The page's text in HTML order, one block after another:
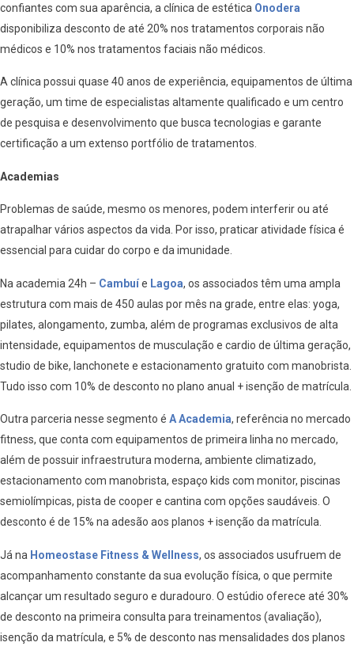
confiantes com sua aparência, a clínica de estética Onodera
disponibiliza desconto de até 20% nos tratamentos corporais não
médicos e 10% nos tratamentos faciais não médicos.
A clínica possui quase 40 anos de experiência, equipamentos de última
geração, um time de especialistas altamente qualificado e um centro
de pesquisa e desenvolvimento que busca tecnologias e garante
certificação a um extenso portfólio de tratamentos.
Academias
Problemas de saúde, mesmo os menores, podem interferir ou até
atrapalhar vários aspectos da vida. Por isso, praticar atividade física é
essencial para cuidar do corpo e da imunidade.
Na academia 24h – Cambuíe Lagoa, os associados têm uma ampla
estrutura com mais de 450 aulas por mês na grade, entre elas: yoga,
pilates, alongamento, zumba, além de programas exclusivos de alta
intensidade, equipamentos de musculação e cardio de última geração,
studio de bike, lanchonete e estacionamento gratuito com manobrista.
Tudo isso com 10% de desconto no plano anual + isenção de matrícula.
Outra parceria nesse segmento é A Academia, referência no mercado
fitness, que conta com equipamentos de primeira linha no mercado,
além de possuir infraestrutura moderna, ambiente climatizado,
estacionamento com manobrista, espaço kids com monitor, piscinas
semiolímpicas, pista de cooper e cantina com opções saudáveis. O
desconto é de 15% na adesão aos planos + isenção da matrícula.
Já na Homeostase Fitness & Wellness, os associados usufruem de
acompanhamento constante da sua evolução física, o que permite
alcançar um resultado seguro e duradouro. O estúdio oferece até 30%
de desconto na primeira consulta para treinamentos (avaliação),
isenção da matrícula, e 5% de desconto nas mensalidades dos planos